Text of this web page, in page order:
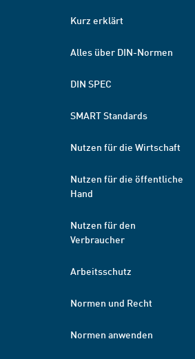
Kurz erklärt
Alles über DIN-Normen
DIN SPEC
SMART Standards
Nutzen für die Wirtschaft
Nutzen für die öffentliche
Hand
Nutzen für den
Verbraucher
Arbeitsschutz
Normen und Recht
Normen anwenden